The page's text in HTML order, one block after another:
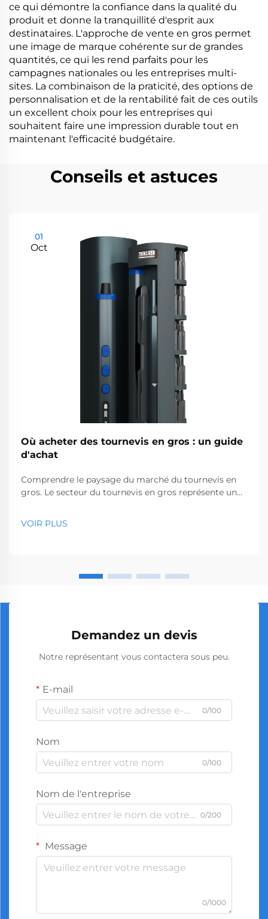
ce qui démontre la confiance dans la qualité du
produit et donne la tranquillité d'esprit aux
destinataires. L'approche de vente en gros permet
une image de marque cohérente sur de grandes
quantités, ce qui les rend parfaits pour les
campagnes nationales ou les entreprises multi-
sites. La combinaison de la praticité, des options de
personnalisation et de la rentabilité fait de ces outils
un excellent choix pour les entreprises qui
souhaitent faire une impression durable tout en
maintenant l'efficacité budgétaire.
Conseils et astuces
01
Oct
Où acheter des tournevis en gros : un guide
d'achat
Comprendre le paysage du marché du tournevis en
gros. Le secteur du tournevis en gros représente un
quincailleries aux sociétés de construction. Avec la
VOIR PLUS
Demandez un devis
Notre représentant vous contactera sous peu.
E-mail
0/100
Nom
0/100
Nom de l'entreprise
0/200
Message
0/1000